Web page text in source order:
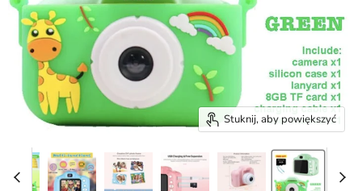
Stuknij, aby powiększyć